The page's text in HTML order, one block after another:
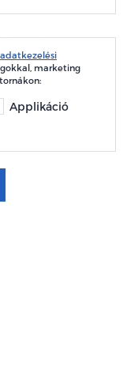
adatkezelési
marketing
Applikáció